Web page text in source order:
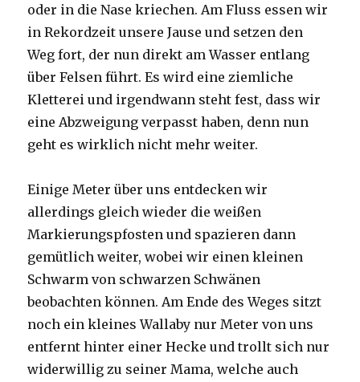
oder in die Nase kriechen. Am Fluss essen wir
in Rekordzeit unsere Jause und setzen den
Weg fort, der nun direkt am Wasser entlang
über Felsen führt. Es wird eine ziemliche
Kletterei und irgendwann steht fest, dass wir
eine Abzweigung verpasst haben, denn nun
geht es wirklich nicht mehr weiter.
Einige Meter über uns entdecken wir
allerdings gleich wieder die weißen
Markierungspfosten und spazieren dann
gemütlich weiter, wobei wir einen kleinen
Schwarm von schwarzen Schwänen
beobachten können. Am Ende des Weges sitzt
noch ein kleines Wallaby nur Meter von uns
entfernt hinter einer Hecke und trollt sich nur
widerwillig zu seiner Mama, welche auch